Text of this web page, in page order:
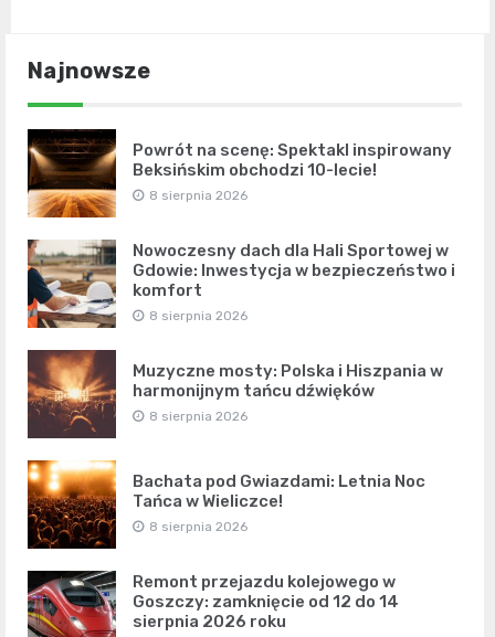
Najnowsze
Powrót na scenę: Spektakl inspirowany
Beksińskim obchodzi 10-lecie!
8 sierpnia 2026
Nowoczesny dach dla Hali Sportowej w
Gdowie: Inwestycja w bezpieczeństwo i
komfort
8 sierpnia 2026
Muzyczne mosty: Polska i Hiszpania w
harmonijnym tańcu dźwięków
8 sierpnia 2026
Bachata pod Gwiazdami: Letnia Noc
Tańca w Wieliczce!
8 sierpnia 2026
Remont przejazdu kolejowego w
Goszczy: zamknięcie od 12 do 14
sierpnia 2026 roku